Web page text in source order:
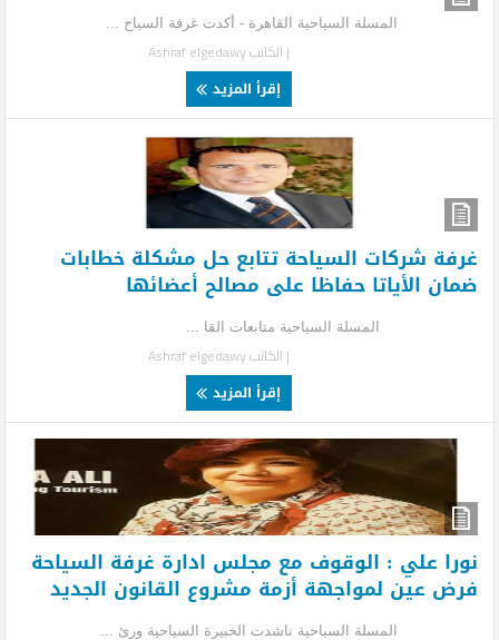
المسلة السياحية القاهرة - أكدت غرفة السياح ...
| الكاتبAshraf elgedawy
إقرأ المزيد
غرفة شركات السياحة تتابع حل مشكلة خطابات
ضمان الأياتا حفاظا على مصالح أعضائها
المسلة السياحية متابعات القا ...
| الكاتبAshraf elgedawy
إقرأ المزيد
نورا علي : الوقوف مع مجلس ادارة غرفة السياحة
فرض عين لمواجهة أزمة مشروع القانون الجديد
المسلة السياحية ناشدت الخبيرة السياحية ورئ ...